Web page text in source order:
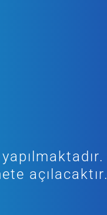
açılacaktır.